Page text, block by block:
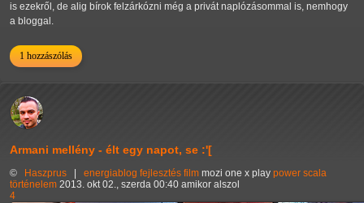
is ezekről, de alig bírok felzárkózni még a privát naplózásommal is, nemhogy
a bloggal.
1 hozzászólás
Armani mellény - élt egy napot, se :'[
© Haszprus energiablog fejlesztés film mozi one x play power scala
történelem 2013. okt 02., szerda 00:40 amikor alszol
4